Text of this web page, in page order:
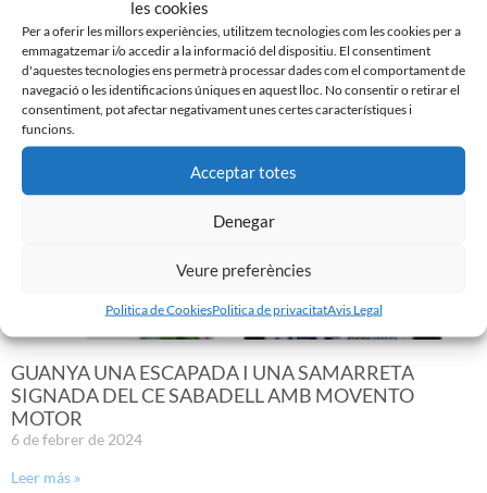
les cookies
Per a oferir les millors experiències, utilitzem tecnologies com les cookies per a
emmagatzemar i/o accedir a la informació del dispositiu. El consentiment
d'aquestes tecnologies ens permetrà processar dades com el comportament de
navegació o les identificacions úniques en aquest lloc. No consentir o retirar el
consentiment, pot afectar negativament unes certes característiques i
funcions.
Acceptar totes
Denegar
Veure preferències
Politica de CookiesPolitica de privacitatAvis Legal
Noticias Relacionadas
GUANYA UNA ESCAPADA I UNA SAMARRETA
SIGNADA DEL CE SABADELL AMB MOVENTO
MOTOR
6 de febrer de 2024
Leer más »